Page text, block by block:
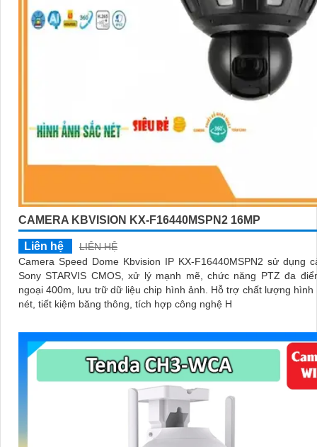
CAMERA KBVISION KX-F16440MSPN2 16MP
Liên hệ
LIÊN HỆ
Camera Speed Dome Kbvision IP KX-F16440MSPN2 sử dụng
Sony STARVIS CMOS, xử lý mạnh mẽ, chức năng PTZ đa
ngoại 400m, lưu trữ dữ liệu chip hình ảnh. Hỗ trợ chất lượng hình ảnh sắc
nét, tiết kiệm băng thông, tích hợp công nghệ H